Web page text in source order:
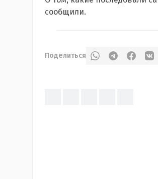
сообщили.
Поделиться